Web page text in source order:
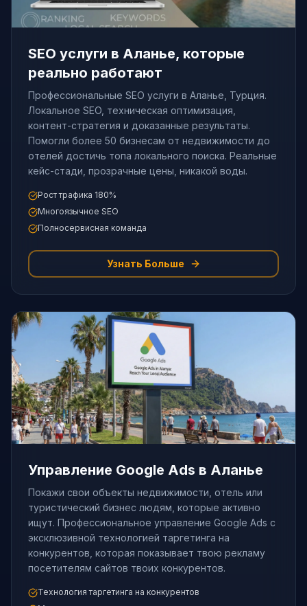
SEO услуги в Аланье, которые
реально работают
Профессиональные SEO услуги в Аланье, Турция.
Локальное SEO, техническая оптимизация,
контент-стратегия и доказанные результаты.
Помогли более 50 бизнесам от недвижимости до
отелей достичь топа локального поиска. Реальные
кейс-стади, прозрачные цены, никакой воды.
Рост трафика 180%
Многоязычное SEO
Полносервисная команда
Узнать Больше
Управление Google Ads в Аланье
Покажи свои объекты недвижимости, отель или
туристический бизнес людям, которые активно
ищут. Профессиональное управление Google Ads с
эксклюзивной технологией таргетинга на
конкурентов, которая показывает твою рекламу
посетителям сайтов твоих конкурентов.
Технология таргетинга на конкурентов